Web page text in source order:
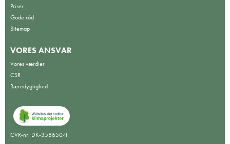
Priser
Gode råd
Sitemap
VORES ANSVAR
Vores værdier
CSR
Bæredygtighed
CVR-nr: DK-35865071